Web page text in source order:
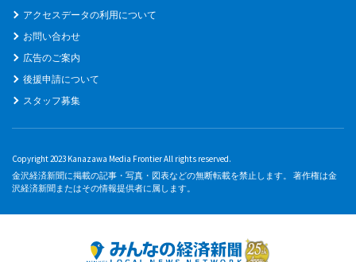
アクセスデータの利用について
お問い合わせ
広告のご案内
後援申請について
スタッフ募集
Copyright 2023 Kanazawa Media Frontier All rights reserved.
金沢経済新聞に掲載の記事・写真・図表などの無断転載を禁止します。 著作権は金
沢経済新聞またはその情報提供者に属します。